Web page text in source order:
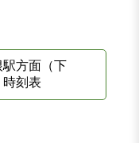
駅方面（下
時刻表